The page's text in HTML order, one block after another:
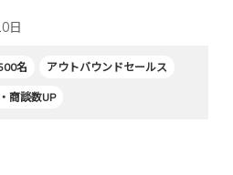
日
名 アウトバウンドセールス
商談数UP